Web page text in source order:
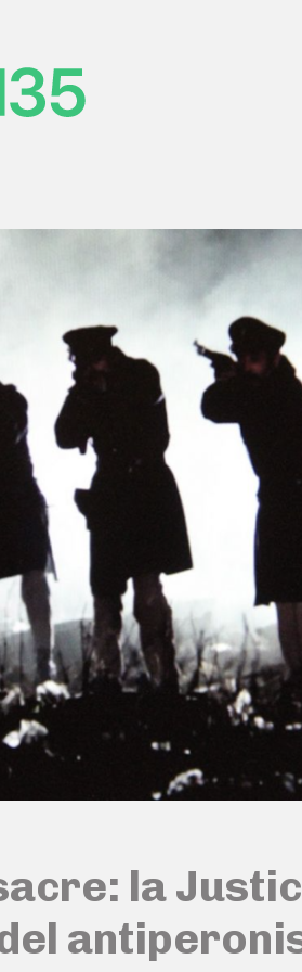
la